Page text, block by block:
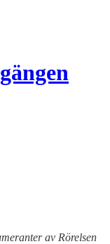
av Rörelsen